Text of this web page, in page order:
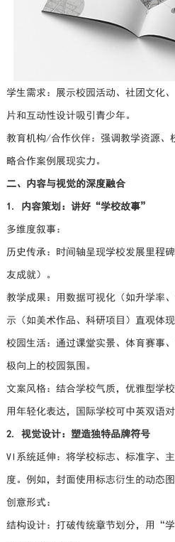
学生需求：展示校园活动、社团文化
片和互动性设计吸引青少年。
教育机构/合作伙伴：强调教学资源、
略合作案例展现实力。
二、内容与视觉的深度融合
1. 内容策划：讲好“学校故事”
多维度叙事：
历史传承：时间轴呈现学校发展里程
友成就）。
教学成果：用数据可视化（如升学率
示（如美术作品、科研项目）直观体现
校园生活：通过课堂实景、体育赛事
极向上的校园氛围。
文案风格：结合学校气质，优雅型学
用年轻化表达，国际学校可中英双语对
2. 视觉设计：塑造独特品牌符号
VI系统延伸：将学校标志、标准字、
度。例如，封面使用标志衍生的动态
创意形式：
结构设计：打破传统章节划分，用“